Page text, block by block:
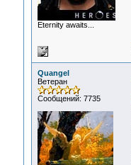
Eternity awaits...
Quangel
Ветеран
Сообщений: 7735